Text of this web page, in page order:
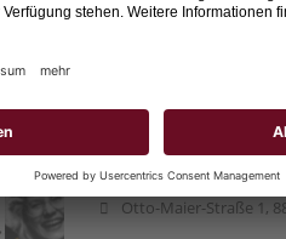
Duales Studium
Schreiner/
Otto-Maier-Straße 1,